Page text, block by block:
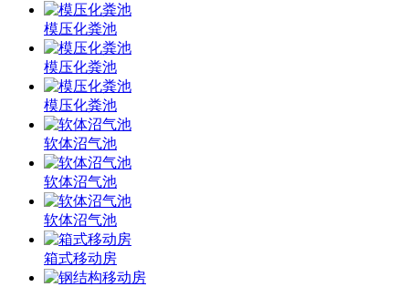
模压化粪池
模压化粪池
模压化粪池
软体沼气池
软体沼气池
软体沼气池
箱式移动房